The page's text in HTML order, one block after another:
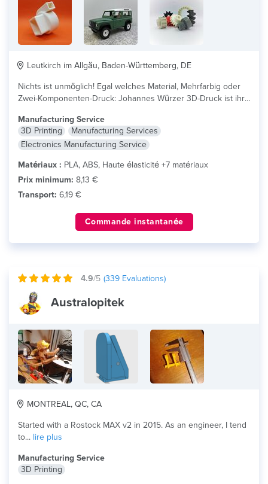
Leutkirch im Allgäu, Baden-Württemberg, DE
Nichts ist unmöglich! Egal welches Material, Mehrfarbig oder
Zwei-Komponenten-Druck: Johannes Würzer 3D-Druck ist ihr...
Manufacturing Service
3D Printing
Manufacturing Services
Electronics Manufacturing Service
Matériaux : PLA, ABS, Haute élasticité +7 matériaux
Prix minimum: 8,13 €
Transport: 6,19 €
Commande instantanée
4.9/5 (339 Evaluations)
Australopitek
MONTREAL, QC, CA
Started with a Rostock MAX v2 in 2015. As an engineer, I tend
to... lire plus
Manufacturing Service
3D Printing